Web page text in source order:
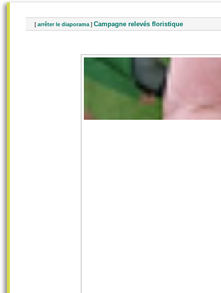
[ arrêter le diaporama ] Campagne relevés floristique